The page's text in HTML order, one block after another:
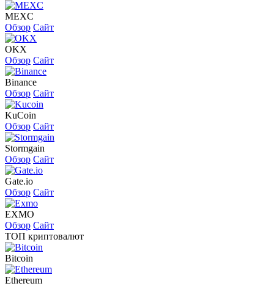
MEXC
Обзор Сайт
OKX
Обзор Сайт
Binance
Обзор Сайт
KuCoin
Обзор Сайт
Stormgain
Обзор Сайт
Gate.io
Обзор Сайт
EXMO
Обзор Сайт
ТОП криптовалют
Bitcoin
Ethereum